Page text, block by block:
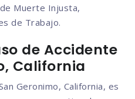
Muerte Injusta,
de Trabajo.
de Accidente
California
Geronimo, California, es